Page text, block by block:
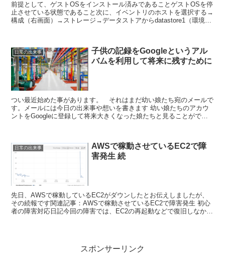
前提として、ゲストOSをインストール済みであることゲストOSを停
止させている状態であること次に、イベントリのホストを選択する→
構成（右画面）→ストレージ→データストアからdatastore1（環境に
日常の出来事
子供の記録をGoogleというアル
バムを利用して将来に残すために
つい最近始めた事があります。 それはまだ幼い娘たち宛のメールで
す。メールには今日の出来事や想いを書きます 幼い娘たちのアカウ
ントをGoogleに登録して将来大きくなった娘たちと見ることができ
日常の出来事
AWSで稼動させているEC2で障
害発生 続
先日、AWSで稼動しているEC2がダウンしたとお伝えしましたが、
その続報です関連記事：AWSで稼動させているEC2で障害発生 初心
者の障害対応日記今回の障害では、EC2の再起動などで復旧しなかっ
スポンサーリンク